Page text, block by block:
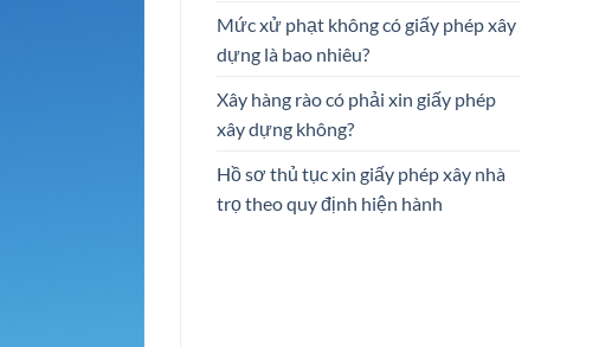
Mức xử phạt không có giấy phép xây
dựng là bao nhiêu?
Xây hàng rào có phải xin giấy phép
xây dựng không?
Hồ sơ thủ tục xin giấy phép xây nhà
trọ theo quy định hiện hành